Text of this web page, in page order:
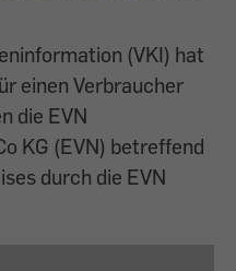
(VKI) hat
einen Verbraucher
die EVN
KG (EVN) betreffend
durch die EVN